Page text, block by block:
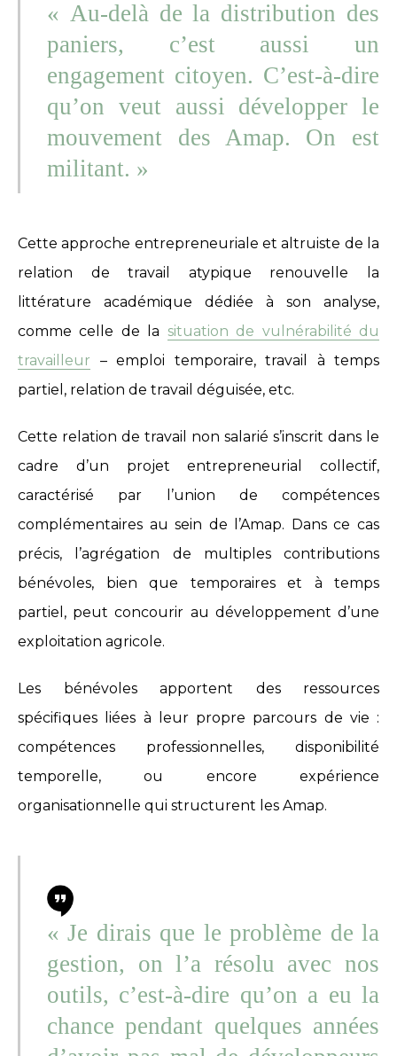
« Au-delà de la distribution des
paniers, c’est aussi un
engagement citoyen. C’est-à-dire
qu’on veut aussi développer le
mouvement des Amap. On est
militant. »
Cette approche entrepreneuriale et altruiste de la
relation de travail atypique renouvelle la
littérature académique dédiée à son analyse,
comme celle de la situation de vulnérabilité du
travailleur – emploi temporaire, travail à temps
partiel, relation de travail déguisée, etc.
Cette relation de travail non salarié s’inscrit dans le
cadre d’un projet entrepreneurial collectif,
caractérisé par l’union de compétences
complémentaires au sein de l’Amap. Dans ce cas
précis, l’agrégation de multiples contributions
bénévoles, bien que temporaires et à temps
partiel, peut concourir au développement d’une
exploitation agricole.
Les bénévoles apportent des ressources
spécifiques liées à leur propre parcours de vie :
compétences professionnelles, disponibilité
temporelle, ou encore expérience
organisationnelle qui structurent les Amap.
« Je dirais que le problème de la
gestion, on l’a résolu avec nos
outils, c’est-à-dire qu’on a eu la
chance pendant quelques années